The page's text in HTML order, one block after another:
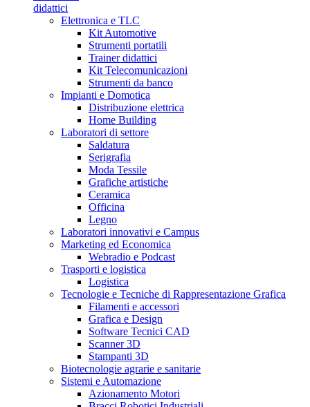
didattici
Elettronica e TLC
Kit Automotive
Strumenti portatili
Trainer didattici
Kit Telecomunicazioni
Strumenti da banco
Impianti e Domotica
Distribuzione elettrica
Home Building
Laboratori di settore
Saldatura
Serigrafia
Moda Tessile
Grafiche artistiche
Ceramica
Officina
Legno
Laboratori innovativi e Campus
Marketing ed Economica
Webradio e Podcast
Trasporti e logistica
Logistica
Tecnologie e Tecniche di Rappresentazione Grafica
Filamenti e accessori
Grafica e Design
Software Tecnici CAD
Scanner 3D
Stampanti 3D
Biotecnologie agrarie e sanitarie
Sistemi e Automazione
Azionamento Motori